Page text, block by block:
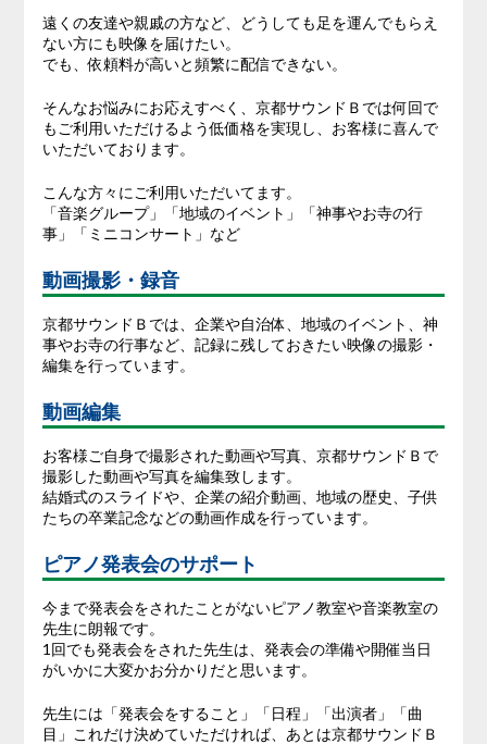
遠くの友達や親戚の方など、どうしても足を運んでもらえ
ない方にも映像を届けたい。
でも、依頼料が高いと頻繁に配信できない。
そんなお悩みにお応えすべく、京都サウンドＢでは何回で
もご利用いただけるよう低価格を実現し、お客様に喜んで
いただいております。
こんな方々にご利用いただいてます。
「音楽グループ」「地域のイベント」「神事やお寺の行
事」「ミニコンサート」など
動画撮影・録音
京都サウンドＢでは、企業や自治体、地域のイベント、神
事やお寺の行事など、記録に残しておきたい映像の撮影・
編集を行っています。
動画編集
お客様ご自身で撮影された動画や写真、京都サウンドＢで
撮影した動画や写真を編集致します。
結婚式のスライドや、企業の紹介動画、地域の歴史、子供
たちの卒業記念などの動画作成を行っています。
ピアノ発表会のサポート
今まで発表会をされたことがないピアノ教室や音楽教室の
先生に朗報です。
1回でも発表会をされた先生は、発表会の準備や開催当日
がいかに大変かお分かりだと思います。
先生には「発表会をすること」「日程」「出演者」「曲
目」これだけ決めていただければ、あとは京都サウンドＢ